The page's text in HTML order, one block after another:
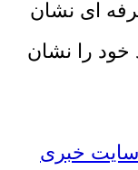
ای نشان
خود را نشان
خبری